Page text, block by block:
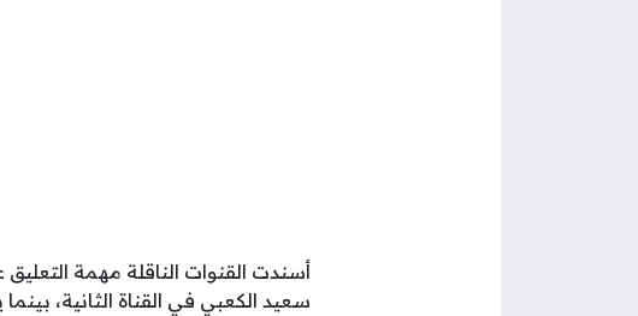
أسندت القنوات الناقلة مهمة
سعيد الكعبي في القناة الثانية،